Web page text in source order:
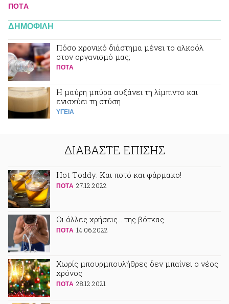
ΠΟΤA
ΔΗΜΟΦΙΛΗ
Πόσο χρονικό διάστημα μένει το αλκοόλ
στον οργανισμό μας;
ΠΟΤA
Η μαύρη μπύρα αυξάνει τη λίμπιντο και
ενισχύει τη στύση
ΥΓΕΙΑ
ΔΙΑΒΑΣΤΕ ΕΠΙΣΗΣ
Ηot Τoddy: Και ποτό και φάρμακο!
ΠΟΤA 27.12.2022
Οι άλλες χρήσεις… της βότκας
ΠΟΤA 14.06.2022
Χωρίς μπουρμπουλήθρες δεν μπαίνει ο νέος
χρόνος
ΠΟΤA 28.12.2021